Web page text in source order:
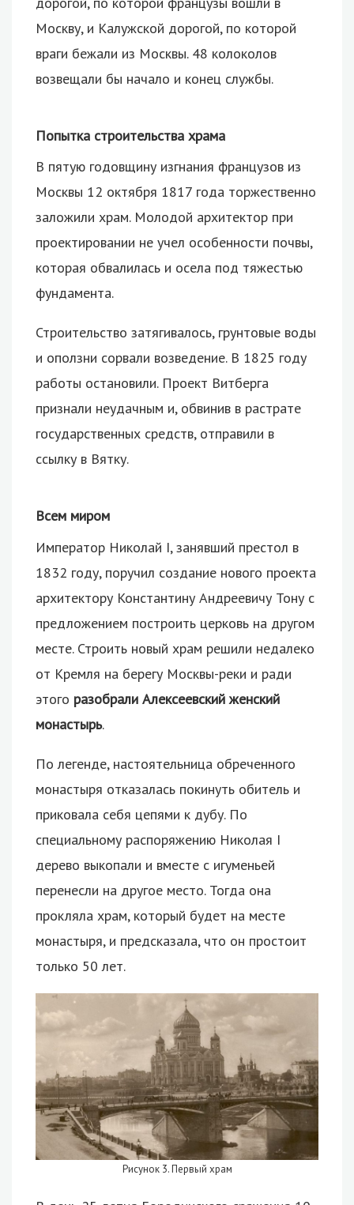
Москву, и Калужской дорогой, по которой
враги бежали из Москвы. 48 колоколов
возвещали бы начало и конец службы.
Попытка строительства храма
В пятую годовщину изгнания французов из
Москвы 12 октября 1817 года торжественно
заложили храм. Молодой архитектор при
проектировании не учел особенности почвы,
которая обвалилась и осела под тяжестью
фундамента.
Строительство затягивалось, грунтовые воды
и оползни сорвали возведение. В 1825 году
работы остановили. Проект Витберга
признали неудачным и, обвинив в растрате
государственных средств, отправили в
ссылку в Вятку.
Всем миром
Император Николай I, занявший престол в
1832 году, поручил создание нового проекта
архитектору Константину Андреевичу Тону с
предложением построить церковь на другом
месте. Строить новый храм решили недалеко
от Кремля на берегу Москвы-реки и ради
этого разобрали Алексеевский женский
монастырь.
По легенде, настоятельница обреченного
монастыря отказалась покинуть обитель и
приковала себя цепями к дубу. По
специальному распоряжению Николая I
дерево выкопали и вместе с игуменьей
перенесли на другое место. Тогда она
прокляла храм, который будет на месте
монастыря, и предсказала, что он простоит
только 50 лет.
Рисунок 3. Первый храм